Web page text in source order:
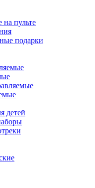
пульте
подарки